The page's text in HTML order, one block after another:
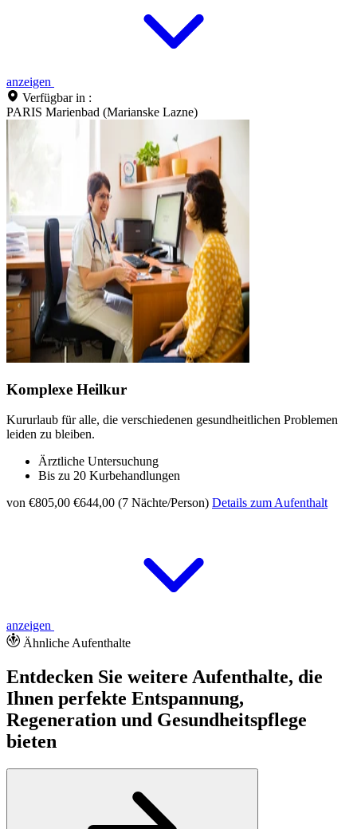
anzeigen
Verfügbar in :
PARIS Marienbad (Marianske Lazne)
Komplexe Heilkur
Kururlaub für alle, die verschiedenen gesundheitlichen Problemen
leiden zu bleiben.
Ärztliche Untersuchung
Bis zu 20 Kurbehandlungen
von €805,00 €644,00 (7 Nächte/Person) Details zum Aufenthalt
anzeigen
Ähnliche Aufenthalte
Entdecken Sie weitere Aufenthalte, die
Ihnen perfekte Entspannung,
Regeneration und Gesundheitspflege
bieten